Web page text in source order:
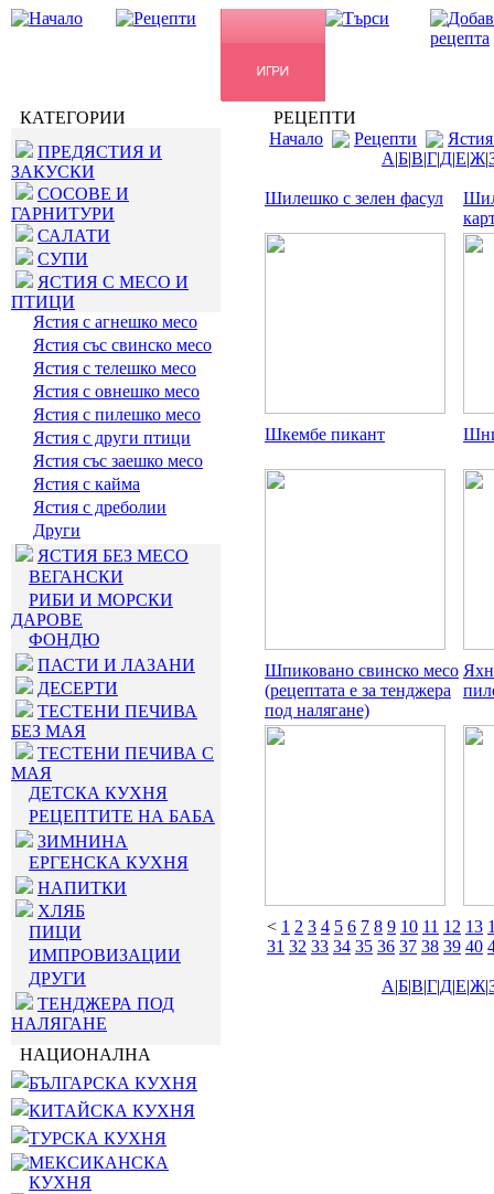
КАТЕГОРИИ
ПРЕДЯСТИЯ И
ЗАКУСКИ
СОСОВЕ И
ГАРНИТУРИ
САЛАТИ
СУПИ
ЯСТИЯ С МЕСО И
ПТИЦИ
Ястия с агнешко месо
Ястия със свинско месо
Ястия с телешко месо
Ястия с овнешко месо
Ястия с пилешко месо
Ястия с други птици
Ястия със заешко месо
Ястия с кайма
Ястия с дреболии
Други
ЯСТИЯ БЕЗ МЕСО
ВЕГАНСКИ
РИБИ И МОРСКИ
ДАРОВЕ
ФОНДЮ
ПАСТИ И ЛАЗАНИ
ДЕСЕРТИ
ТЕСТЕНИ ПЕЧИВА
БЕЗ МАЯ
ТЕСТЕНИ ПЕЧИВА С
МАЯ
ДЕТСКА КУХНЯ
РЕЦЕПТИТЕ НА БАБА
ЗИМНИНА
ЕРГЕНСКА КУХНЯ
НАПИТКИ
ХЛЯБ
ПИЦИ
ИМПРОВИЗАЦИИ
ДРУГИ
ТЕНДЖЕРА ПОД
НАЛЯГАНЕ
НАЦИОНАЛНА
БЪЛГАРСКА КУХНЯ
КИТАЙСКА КУХНЯ
ТУРСКА КУХНЯ
МЕКСИКАНСКА
КУХНЯ
РЕЦЕПТИ
Начало
Рецепти
А|Б|В|Г|Д|Е|Ж|
Шилешко с зелен фасул
Шкембе пикант
Шпиковано свинско месо
(рецептата е за тенджера
под налягане)
< 1 2 3 4 5 6 7 8 9 10 11 12 13
31 32 33 34 35 36 37 38 39 40
А|Б|В|Г|Д|Е|Ж|